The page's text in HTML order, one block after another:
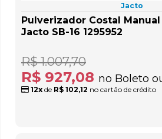
Jacto
Pulverizador Costal
Jacto SB-16 1295952
R$ 927,08 no Boleto
R$ 1.007,70
12x de R$ 102,12 no cartão de crédito